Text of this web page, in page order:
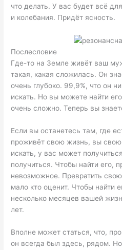
что делать. У вас будет всё
и колебания. Придёт ясность.
Послесловие
Где-то на Земле живёт ваш
такая, какая сложилась. Он
очень глубоко. 99,9%, что он
искать. Но вы можете найти
очень сложно. Теперь вы
Если вы останетесь там, где
проживёт свою жизнь, вы
искать, у вас может
получиться. Чтобы найти его,
невозможное. Превратить
мало кто оценит. Чтобы найти
несколько месяцев вашей
лет.
Вполне может статься, что,
он всегда был здесь, рядом.